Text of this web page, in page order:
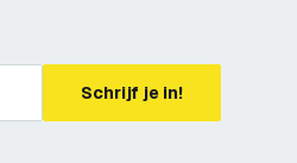
Schrijf je in!